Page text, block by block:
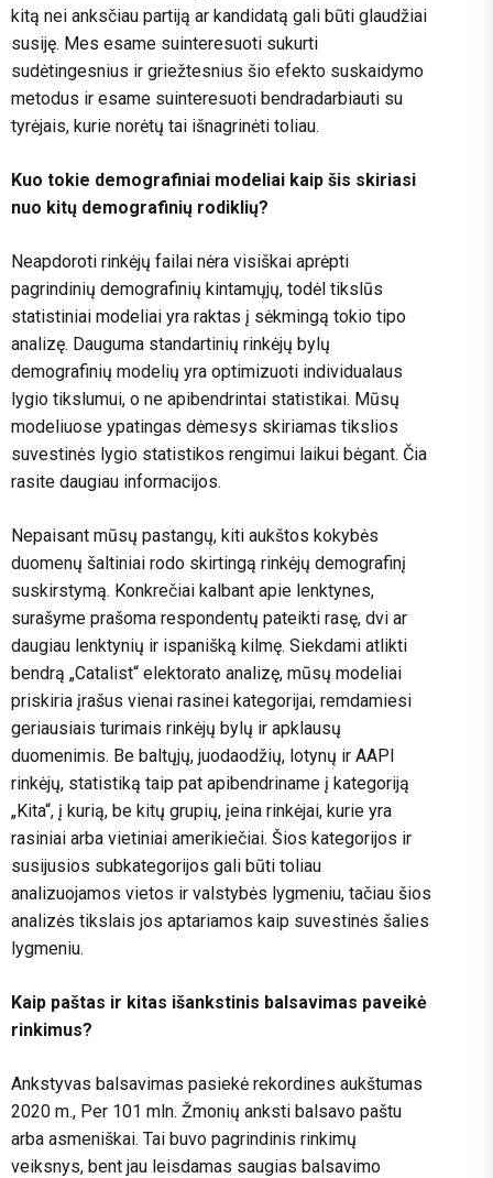
kitą nei anksčiau partiją ar kandidatą gali būti glaudžiai
susiję. Mes esame suinteresuoti sukurti
sudėtingesnius ir griežtesnius šio efekto suskaidymo
metodus ir esame suinteresuoti bendradarbiauti su
tyrėjais, kurie norėtų tai išnagrinėti toliau.
Kuo tokie demografiniai modeliai kaip šis skiriasi
nuo kitų demografinių rodiklių?
Neapdoroti rinkėjų failai nėra visiškai aprėpti
pagrindinių demografinių kintamųjų, todėl tikslūs
statistiniai modeliai yra raktas į sėkmingą tokio tipo
analizę. Dauguma standartinių rinkėjų bylų
demografinių modelių yra optimizuoti individualaus
lygio tikslumui, o ne apibendrintai statistikai. Mūsų
modeliuose ypatingas dėmesys skiriamas tikslios
suvestinės lygio statistikos rengimui laikui bėgant. Čia
rasite daugiau informacijos.
Nepaisant mūsų pastangų, kiti aukštos kokybės
duomenų šaltiniai rodo skirtingą rinkėjų demografinį
suskirstymą. Konkrečiai kalbant apie lenktynes,
surašyme prašoma respondentų pateikti rasę, dvi ar
daugiau lenktynių ir ispanišką kilmę. Siekdami atlikti
bendrą „Catalist“ elektorato analizę, mūsų modeliai
priskiria įrašus vienai rasinei kategorijai, remdamiesi
geriausiais turimais rinkėjų bylų ir apklausų
duomenimis. Be baltųjų, juodaodžių, lotynų ir AAPI
rinkėjų, statistiką taip pat apibendriname į kategoriją
„Kita“, į kurią, be kitų grupių, įeina rinkėjai, kurie yra
rasiniai arba vietiniai amerikiečiai. Šios kategorijos ir
susijusios subkategorijos gali būti toliau
analizuojamos vietos ir valstybės lygmeniu, tačiau šios
analizės tikslais jos aptariamos kaip suvestinės šalies
lygmeniu.
Kaip paštas ir kitas išankstinis balsavimas paveikė
rinkimus?
Ankstyvas balsavimas pasiekė rekordines aukštumas
2020 m., Per 101 mln. Žmonių anksti balsavo paštu
arba asmeniškai. Tai buvo pagrindinis rinkimų
veiksnys, bent jau leisdamas saugias balsavimo